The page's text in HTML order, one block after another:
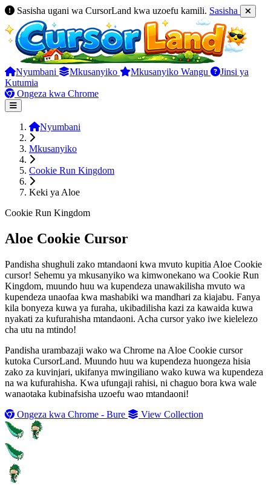
Sasisha ugani wa CursorLand kwa uzoefu kamili. Sasisha
Nyumbani Mkusanyiko Mkusanyiko Wangu
Jinsi ya
Kutumia
Ongeza kwa Chrome
Nyumbani
Mkusanyiko
Cookie Run Kingdom
Keki ya Aloe
Cookie Run Kingdom
Aloe Cookie Cursor
Pandisha shughuli zako mtandaoni kwa mvuto kupitia Aloe Cookie
cursor! Sehemu ya mkusanyiko wa kimwonekano wa Cookie Run
Kingdom, muundo huu wa kupendeza unawakilisha mvuto wa
kupendeza unaofaa kwa mashabiki wa mandhari za kiajabu. Fanya
kila bonyeza kuwa ya furaha, ukibadilisha kazi za kawaida kuwa
nyakati za kufurahisha mtandaoni. Acha cursor yako iwe kielelezo
cha utu na mtindo!
Pandisha urambazaji wako wa Chrome na Aloe Cookie cursor
kutoka CursorLand. Muundo huu wa kupendeza huongeza hisia
zako za kuvinjari, ukifanya mwingiliano wako kuwa wa kupendeza
na wa kufurahisha. Kwa ufungaji rahisi, ni chaguo bora kwa wale
wanaotaka kubinafsisha uzoefu wao mtandaoni!
Ongeza kwa Chrome - Bure
View Collection